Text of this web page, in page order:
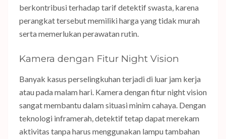
berkontribusi terhadap tarif detektif swasta, karena
perangkat tersebut memiliki harga yang tidak murah
serta memerlukan perawatan rutin.
Kamera dengan Fitur Night Vision
Banyak kasus perselingkuhan terjadi di luar jam kerja
atau pada malam hari. Kamera dengan fitur night vision
sangat membantu dalam situasi minim cahaya. Dengan
teknologi inframerah, detektif tetap dapat merekam
aktivitas tanpa harus menggunakan lampu tambahan